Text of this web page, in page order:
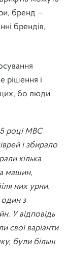
бренд —
брендів,
рішення і
бо люди
році МВС
і збирало
кілька
машин,
них урни.
з
У відповідь
свої варіанти
були більш